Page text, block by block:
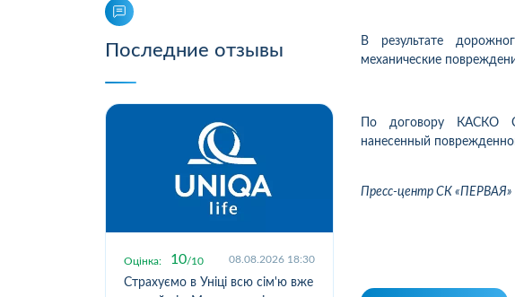
Последние отзывы
Оцінка: 10 10 08.08.2026 18:30
Страхуємо в Уніці всю сім'ю вже
В результате
механические
По договору КАСКО
нанесенный
Пресс-центр СК «ПЕРВАЯ»